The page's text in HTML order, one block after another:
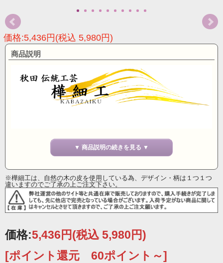
価格:5,436円(税込 5,980円)
商品説明
▼ 商品説明の続きを見る ▼
※樺細工は、自然の木の皮を使用している為、デザイン・柄は１つ１つ
違いますのでご了承の上ご注文下さい。
価格:5,436円(税込 5,980円)
[ポイント還元 60ポイント～]